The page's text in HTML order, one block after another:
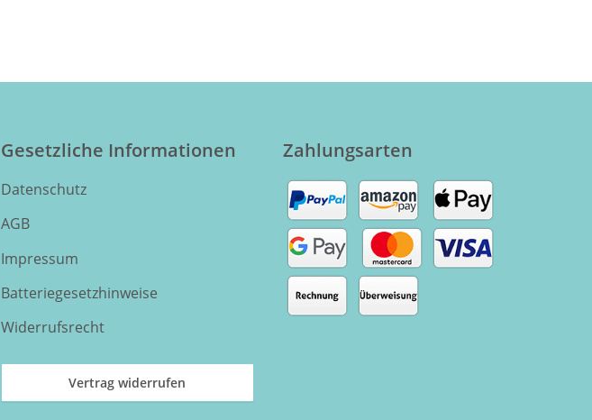
Gesetzliche Informationen
Datenschutz
AGB
Impressum
Batteriegesetzhinweise
Widerrufsrecht
Vertrag widerrufen
Zahlungsarten